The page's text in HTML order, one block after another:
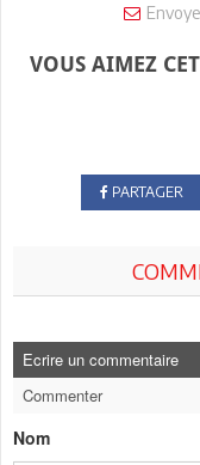
VOUS AIMEZ
PARTAGER
Ecrire un commentaire
Commenter
Nom